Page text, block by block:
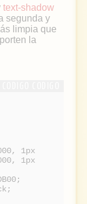
text-shadow
segunda y
limpia que
la
1px
1px